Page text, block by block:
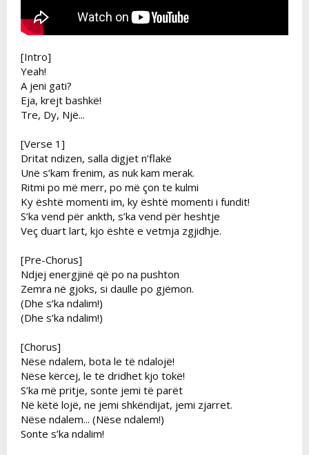
[Intro]
Yeah!
A jeni gati?
Eja, krejt bashkë!
Tre, Dy, Një...
[Verse 1]
Dritat ndizen, salla digjet n’flakë
Unë s’kam frenim, as nuk kam merak.
Ritmi po më merr, po më çon te kulmi
Ky është momenti im, ky është momenti i fundit!
S’ka vend për ankth, s’ka vend për heshtje
Veç duart lart, kjo është e vetmja zgjidhje.
[Pre-Chorus]
Ndjej energjinë që po na pushton
Zemra në gjoks, si daulle po gjëmon.
(Dhe s’ka ndalim!)
(Dhe s’ka ndalim!)
[Chorus]
Nëse ndalem, bota le të ndalojë!
Nëse kërcej, le të dridhet kjo tokë!
S’ka më pritje, sonte jemi të parët
Në këtë lojë, ne jemi shkëndijat, jemi zjarret.
Nëse ndalem... (Nëse ndalem!)
Sonte s’ka ndalim!